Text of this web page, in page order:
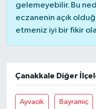
gelemeyebilir. Bu
eczanenin açık
etmeniz iyi bir fikir
Çanakkale Diğer
Ayvacik Bayramiç